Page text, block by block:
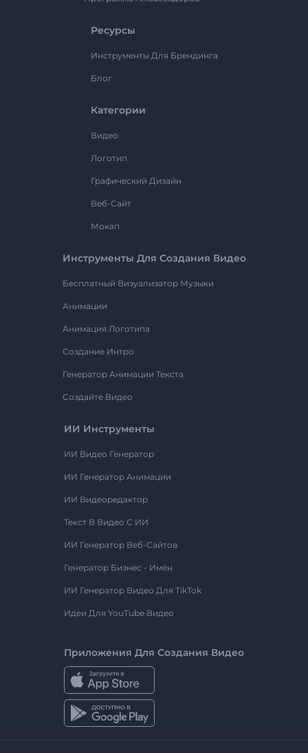
Ресурсы
Инструменты Для Брендинга
Блог
Категории
Видео
Логотип
Графический Дизайн
Веб-Сайт
Мокап
Инструменты Для Создания Видео
Бесплатный Визуализатор Музыки
Анимации
Анимация Логотипа
Создание Интро
Генератор Анимации Текста
Создайте Видео
ИИ Инструменты
ИИ Видео Генератор
ИИ Генератор Анимации
ИИ Видеоредактор
Текст В Видео С ИИ
ИИ Генератор Веб-Сайтов
Генератор Бизнес - Имён
ИИ Генератор Видео Для TikTok
Идеи Для YouTube Видео
Приложения Для Создания Видео